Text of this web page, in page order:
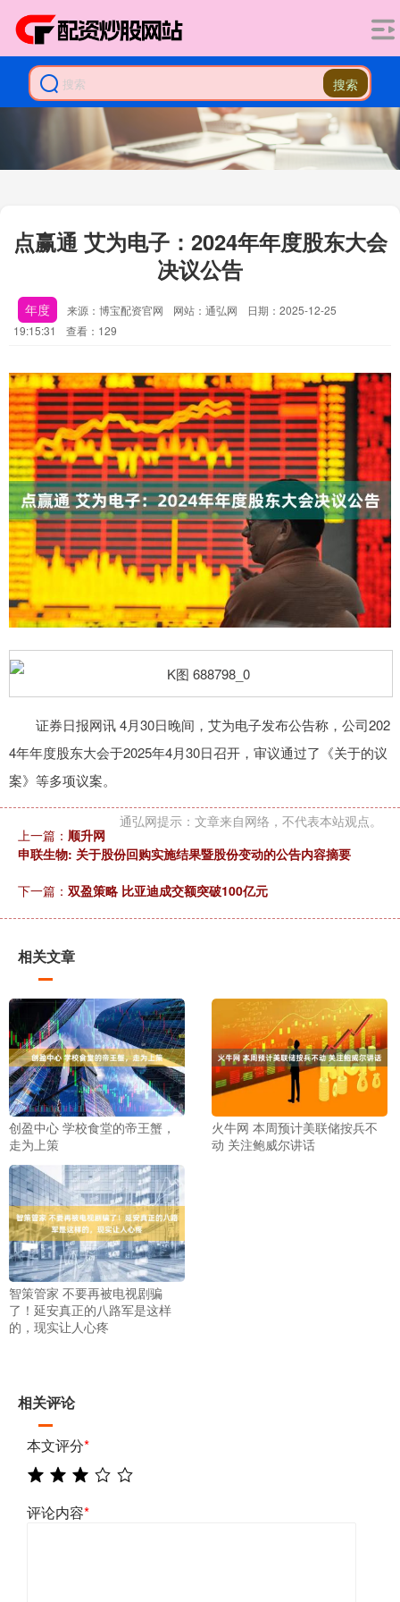
搜索
点赢通 艾为电子：2024年年度股东大会
决议公告
年度 来源：博宝配资官网 网站：通弘网
日期：2025-12-25
19:15:31
查看：129
证券日报网讯 4月30日晚间，艾为电子发布公告称，公司202
4年年度股东大会于2025年4月30日召开，审议通过了《关于的议
案》等多项议案。
通弘网提示：文章来自网络，不代表本站观点。
上一篇： 顺升网
申联生物: 关于股份回购实施结果暨股份变动的公告内容摘要
下一篇： 双盈策略 比亚迪成交额突破100亿元
相关文章
创盈中心 学校食堂的帝王蟹，
走为上策
火牛网 本周预计美联储按兵不
动 关注鲍威尔讲话
智策管家 不要再被电视剧骗
了！延安真正的八路军是这样
的，现实让人心疼
相关评论
本文评分*
评论内容*